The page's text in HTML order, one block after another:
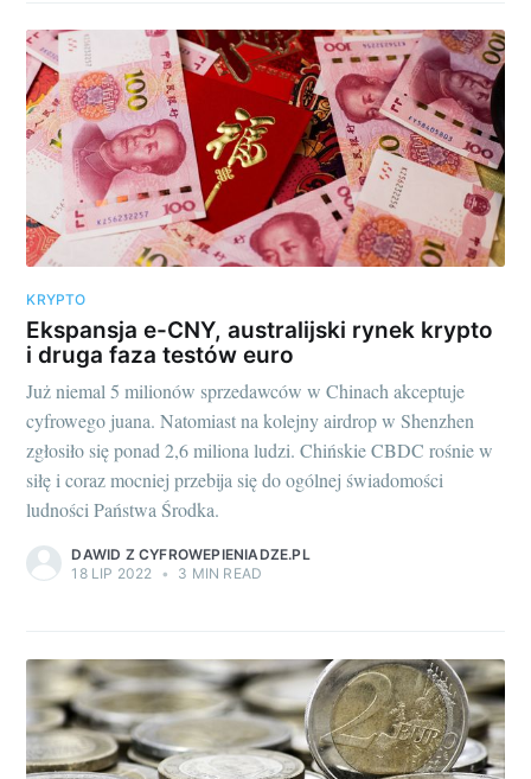
KRYPTO
Ekspansja e-CNY, australijski rynek krypto
i druga faza testów euro
Już niemal 5 milionów sprzedawców w Chinach akceptuje
cyfrowego juana. Natomiast na kolejny airdrop w Shenzhen
zgłosiło się ponad 2,6 miliona ludzi. Chińskie CBDC rośnie w
siłę i coraz mocniej przebija się do ogólnej świadomości
ludności Państwa Środka.
DAWID Z CYFROWEPIENIADZE.PL
18 LIP 2022 • 3 MIN READ